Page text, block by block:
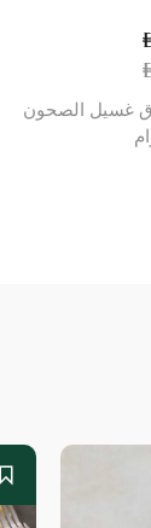
غسيل الصحون